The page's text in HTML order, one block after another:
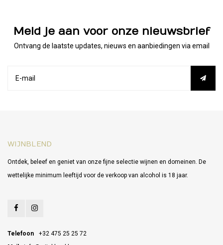
Meld je aan voor onze nieuwsbrief
Ontvang de laatste updates, nieuws en aanbiedingen via email
WIJNBLEND
Ontdek, beleef en geniet van onze fijne selectie wijnen en domeinen. De
wettelijke minimum leeftijd voor de verkoop van alcohol is 18 jaar.
Telefoon
+32 475 25 25 72